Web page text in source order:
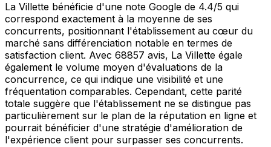
La Villette bénéficie d'une note Google de 4.4/5 qui
correspond exactement à la moyenne de ses
concurrents, positionnant l'établissement au cœur du
marché sans différenciation notable en termes de
satisfaction client. Avec 68857 avis, La Villette égale
également le volume moyen d'évaluations de la
concurrence, ce qui indique une visibilité et une
fréquentation comparables. Cependant, cette parité
totale suggère que l'établissement ne se distingue pas
particulièrement sur le plan de la réputation en ligne et
pourrait bénéficier d'une stratégie d'amélioration de
l'expérience client pour surpasser ses concurrents.